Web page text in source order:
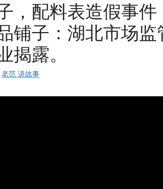
，配料表造假事
铺子：湖北市场
揭露。
老范 讲故事